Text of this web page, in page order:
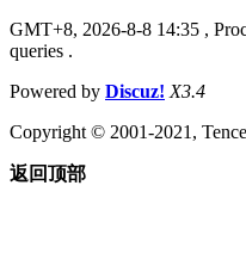
GMT+8, 2026-8-8 14:35 ,
queries .
Powered by Discuz! X3.4
Copyright © 2001-2021,
返回顶部